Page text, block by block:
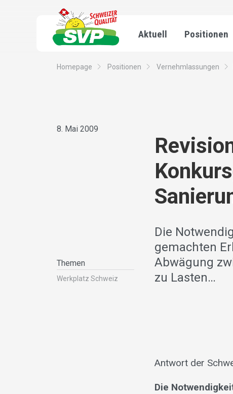
Aktuell Positionen
Homepage Positionen Vernehmlassungen
8. Mai 2009
Themen
Werkplatz Schweiz
Die
gemachten
Abwägung
zu Lasten…
Antwort der
Die